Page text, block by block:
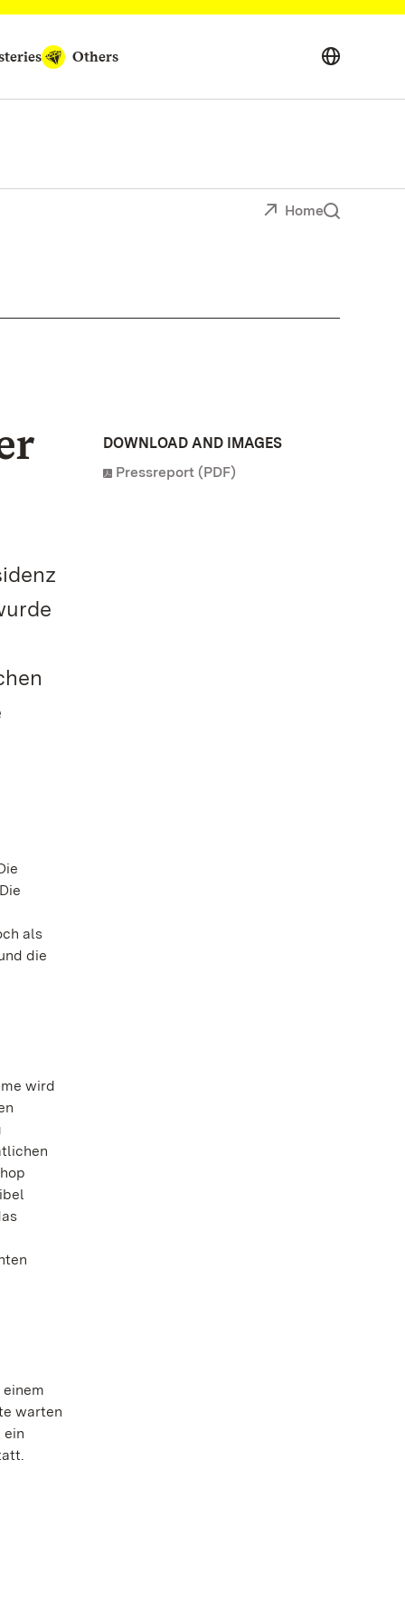
Others
Home
als
die
wird
warten
ein
DOWNLOAD AND IMAGES
Pressreport (PDF)